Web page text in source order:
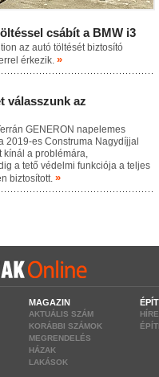
csábít a BMW i3
az autó töltését biztosító
érkezik. »
válasszunk az
GENERON napelemes
2019-es Construma Nagydíjjal
kínál a problémára,
a tető védelmi funkciója a teljes
biztosított. »
MAGAZIN
AKTUÁLIS SZÁM
KORÁBBI SZÁMOK
MEGRENDELÉS
HÁZAK
LAKÁSOK